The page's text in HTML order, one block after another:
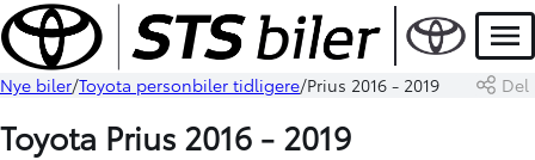
Nye biler Toyota personbiler tidligere Prius 2016 - 2019 Del
Toyota Prius 2016 - 2019